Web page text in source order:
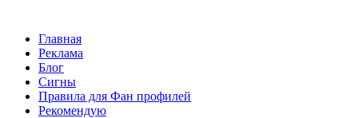
Главная
Реклама
Блог
Сигны
Правила для Фан профилей
Рекомендую